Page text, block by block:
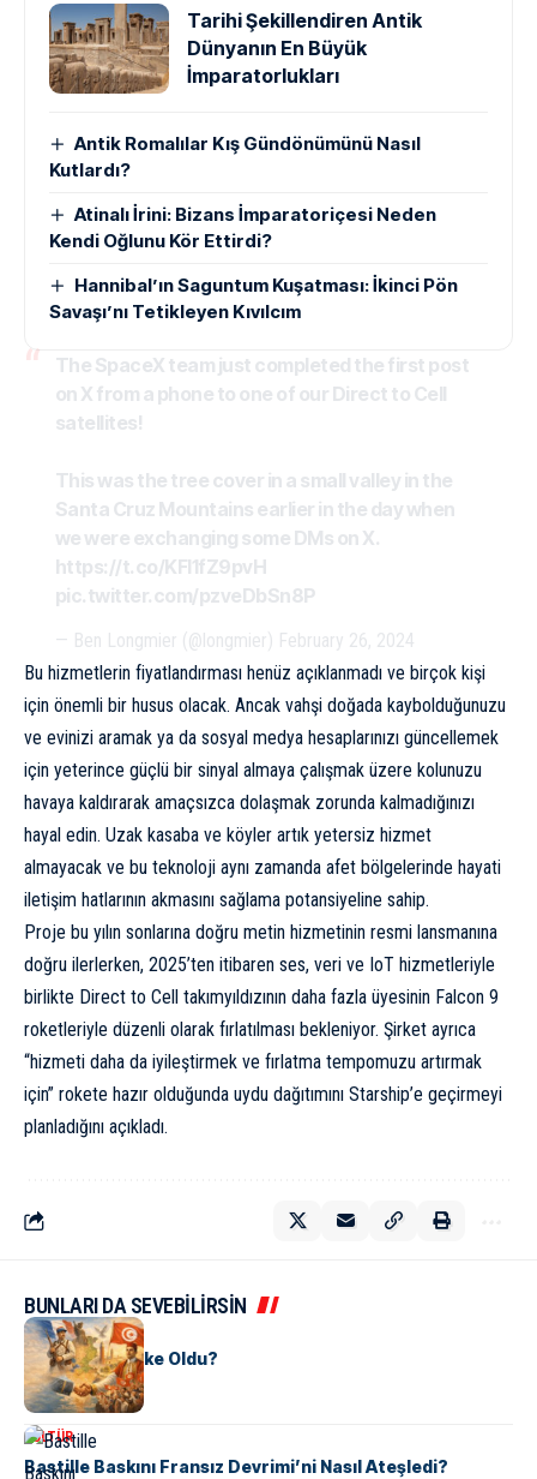
Tarihi Şekillendiren Antik
Dünyanın En Büyük
İmparatorlukları
Antik Romalılar Kış Gündönümünü Nasıl
Kutlardı?
Atinalı İrini: Bizans İmparatoriçesi Neden
Kendi Oğlunu Kör Ettirdi?
Hannibal’ın Saguntum Kuşatması: İkinci Pön
Savaşı’nı Tetikleyen Kıvılcım
The SpaceX team just completed the first post
on X from a phone to one of our Direct to Cell
satellites!
This was the tree cover in a small valley in the
Santa Cruz Mountains earlier in the day when
we were exchanging some DMs on X.
https://t.co/KFl1fZ9pvH
pic.twitter.com/pzveDbSn8P
— Ben Longmier (@longmier) February 26, 2024
Bu hizmetlerin fiyatlandırması henüz açıklanmadı ve birçok kişi
için önemli bir husus olacak. Ancak vahşi doğada kaybolduğunuzu
ve evinizi aramak ya da sosyal medya hesaplarınızı güncellemek
için yeterince güçlü bir sinyal almaya çalışmak üzere kolunuzu
havaya kaldırarak amaçsızca dolaşmak zorunda kalmadığınızı
hayal edin. Uzak kasaba ve köyler artık yetersiz hizmet
almayacak ve bu teknoloji aynı zamanda afet bölgelerinde hayati
iletişim hatlarının akmasını sağlama potansiyeline sahip.
Proje bu yılın sonlarına doğru metin hizmetinin resmi lansmanına
doğru ilerlerken, 2025’ten itibaren ses, veri ve IoT hizmetleriyle
birlikte Direct to Cell takımyıldızının daha fazla üyesinin Falcon 9
roketleriyle düzenli olarak fırlatılması bekleniyor. Şirket ayrıca
“hizmeti daha da iyileştirmek ve fırlatma tempomuzu artırmak
için” rokete hazır olduğunda uydu dağıtımını Starship’e geçirmeyi
planladığını açıkladı.
BUNLARI DA SEVEBİLİRSİN
KÜLTÜR
Tunus Nasıl Ülke Oldu?
KÜLTÜR
Bastille Baskını Fransız Devrimi’ni Nasıl Ateşledi?